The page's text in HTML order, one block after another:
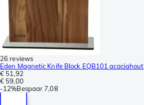
26 reviews
Eden Magnetic Knife Block EQB101 acaciahout
€ 51,92
€ 59,00
-12%Bespaar 7,08